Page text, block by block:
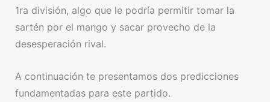
1ra división, algo que le podría permitir tomar la
sartén por el mango y sacar provecho de la
desesperación rival.
A continuación te presentamos dos predicciones
fundamentadas para este partido.